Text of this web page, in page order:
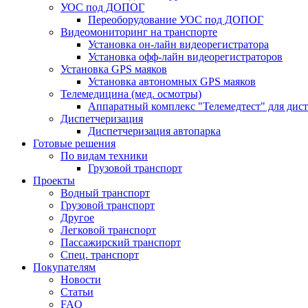
УОС под ДОПОГ
Переоборудование УОС под ДОПОГ
Видеомониторинг на транспорте
Установка он-лайн видеорегистратора
Установка офф-лайн видеорегистраторов
Установка GPS маяков
Установка автономных GPS маяков
Телемедицина (мед. осмотры)
Аппаратный комплекс "Телемедтест" для
Диспетчеризация
Диспетчеризация автопарка
Готовые решения
По видам техники
Грузовой транспорт
Проекты
Водный транспорт
Грузовой транспорт
Другое
Легковой транспорт
Пассажирский транспорт
Спец. транспорт
Покупателям
Новости
Статьи
FAQ